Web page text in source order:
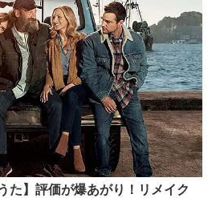
た】評価が爆あがり！リメイク